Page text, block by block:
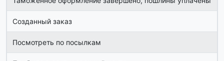
Созданный заказ
Посмотреть по посылкам